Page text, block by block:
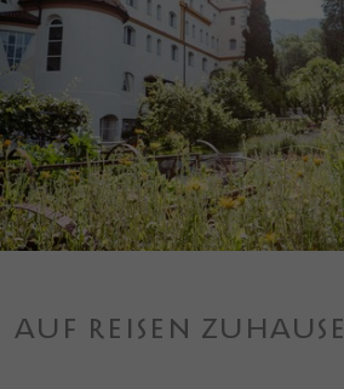
AUF REISEN ZUHAUSE